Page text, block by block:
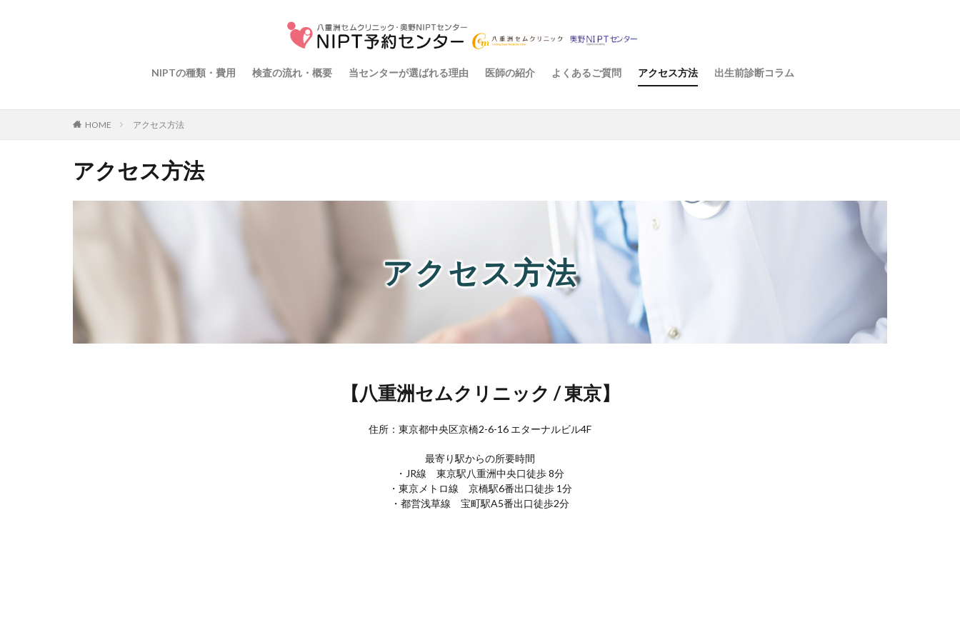
NIPTの種類・費用 検査の流れ・概要 当センターが選ばれる理由 医師の紹介 よくあるご質問 アクセス方法 出生前診断コラム
HOME アクセス方法
アクセス方法
アクセス方法
【八重洲セムクリニック / 東京】
住所：東京都中央区京橋2-6-16 エターナルビル4F
最寄り駅からの所要時間
・JR線 東京駅八重洲中央口徒歩 8分
・東京メトロ線 京橋駅6番出口徒歩 1分
・都営浅草線 宝町駅A5番出口徒歩2分